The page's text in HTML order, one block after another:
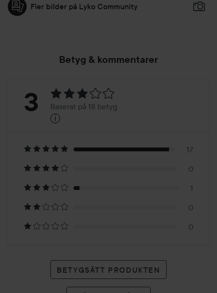
Fler bilder på Lyko Community
Betyg & kommentarer
Betyg:
Baserat
på
18
betyg
3 Baserat på 18 betyg
i
17
0
1
0
0
BETYGSÄTT PRODUKTEN